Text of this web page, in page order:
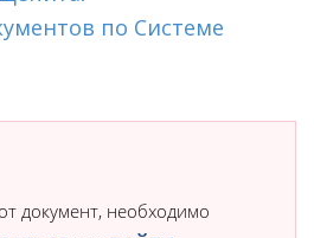
по Системе
документ, необходимо